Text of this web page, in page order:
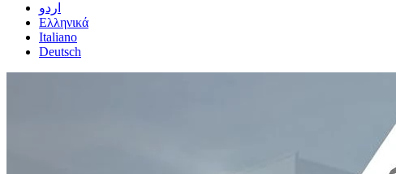
اردو
Ελληνικά
Italiano
Deutsch